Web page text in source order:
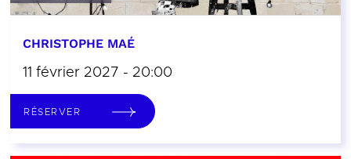
CHRISTOPHE MAÉ
11 février 2027 - 20:00
RÉSERVER